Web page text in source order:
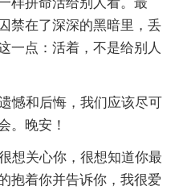
禁在了深深的黑暗里，丢
一点：活着，不是给别人
憾和后悔，我们应该尽可
。晚安！
想关心你，很想知道你最
抱着你并告诉你，我很爱